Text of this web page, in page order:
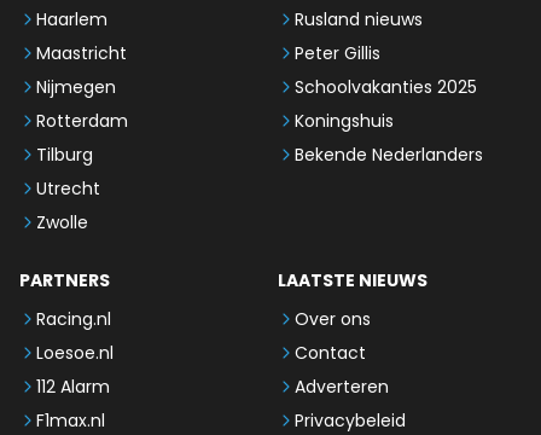
Haarlem
Maastricht
Nijmegen
Rotterdam
Tilburg
Utrecht
Zwolle
Rusland nieuws
Peter Gillis
Schoolvakanties 2025
Koningshuis
Bekende Nederlanders
PARTNERS
Racing.nl
Loesoe.nl
112 Alarm
F1max.nl
LAATSTE NIEUWS
Over ons
Contact
Adverteren
Privacybeleid